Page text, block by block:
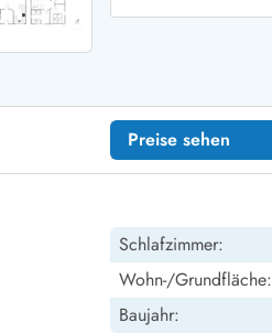
Preise sehen
Schlafzimmer:
Wohn-/Grundfläche:
Baujahr: